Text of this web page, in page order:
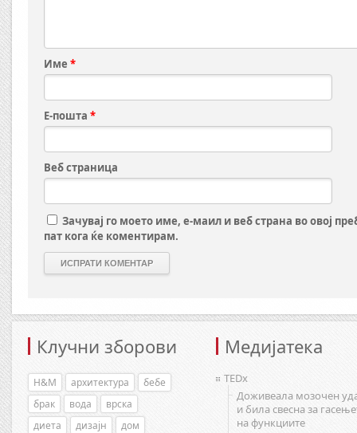
Име *
Е-пошта *
Веб страница
Зачувај го моето име, е-маил и веб страна во овој
пат кога ќе коментирам.
Клучни зборови
H&M архитектура
бебе
брак
вода
врска
диета
дизајн
дом
Медијатека
TEDx
Доживеала мозочен
и била свесна за
на функциите